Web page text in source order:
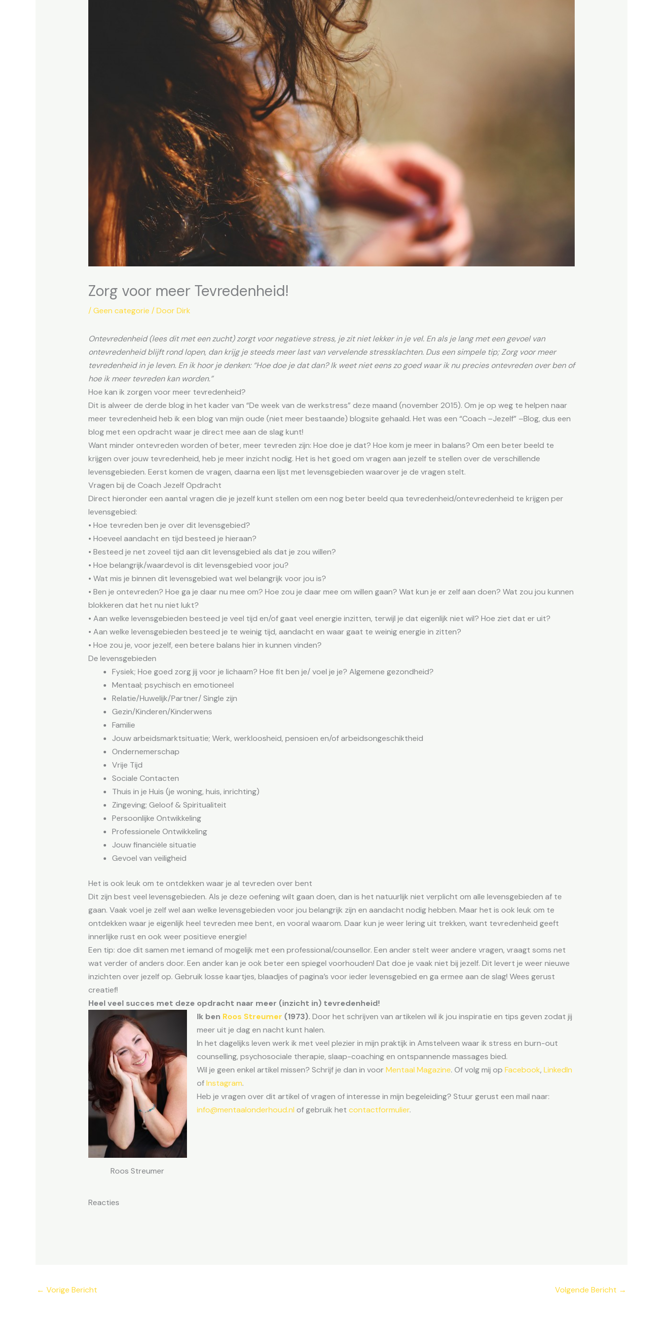
Zorg voor meer Tevredenheid!
/Geen categorie / DoorDirk
Ontevredenheid (lees dit met een zucht) zorgt voor negatieve stress, je zit niet lekker in je vel. En als je lang met een gevoel van
ontevredenheid blijft rond lopen, dan krijg je steeds meer last van vervelende stressklachten. Dus een simpele tip; Zorg voor meer
tevredenheid in je leven. En ik hoor je denken: “Hoe doe je dat dan? Ik weet niet eens zo goed waar ik nu precies ontevreden over ben of
hoe ik meer tevreden kan worden.”
Hoe kan ik zorgen voor meer tevredenheid?
Dit is alweer de derde blog in het kader van “De week van de werkstress” deze maand (november 2015). Om je op weg te helpen naar
meer tevredenheid heb ik een blog van mijn oude (niet meer bestaande) blogsite gehaald. Het was een “Coach –Jezelf” –Blog, dus een
blog met een opdracht waar je direct mee aan de slag kunt!
Want minder ontevreden worden of beter, meer tevreden zijn: Hoe doe je dat? Hoe kom je meer in balans? Om een beter beeld te
krijgen over jouw tevredenheid, heb je meer inzicht nodig. Het is het goed om vragen aan jezelf te stellen over de verschillende
levensgebieden. Eerst komen de vragen, daarna een lijst met levensgebieden waarover je de vragen stelt.
Vragen bij de Coach Jezelf Opdracht
Direct hieronder een aantal vragen die je jezelf kunt stellen om een nog beter beeld qua tevredenheid/ontevredenheid te krijgen per
levensgebied:
• Hoe tevreden ben je over dit levensgebied?
• Hoeveel aandacht en tijd besteed je hieraan?
• Besteed je net zoveel tijd aan dit levensgebied als dat je zou willen?
• Hoe belangrijk/waardevol is dit levensgebied voor jou?
• Wat mis je binnen dit levensgebied wat wel belangrijk voor jou is?
• Ben je ontevreden? Hoe ga je daar nu mee om? Hoe zou je daar mee om willen gaan? Wat kun je er zelf aan doen? Wat zou jou kunnen
blokkeren dat het nu niet lukt?
• Aan welke levensgebieden besteed je veel tijd en/of gaat veel energie inzitten, terwijl je dat eigenlijk niet wil? Hoe ziet dat er uit?
• Aan welke levensgebieden besteed je te weinig tijd, aandacht en waar gaat te weinig energie in zitten?
• Hoe zou je, voor jezelf, een betere balans hier in kunnen vinden?
De levensgebieden
Fysiek; Hoe goed zorg jij voor je lichaam? Hoe fit ben je/ voel je je? Algemene gezondheid?
Mentaal; psychisch en emotioneel
Relatie/Huwelijk/Partner/ Single zijn
Gezin/Kinderen/Kinderwens
Familie
Jouw arbeidsmarktsituatie; Werk, werkloosheid, pensioen en/of arbeidsongeschiktheid
Ondernemerschap
Vrije Tijd
Sociale Contacten
Thuis in je Huis (je woning, huis, inrichting)
Zingeving; Geloof & Spiritualiteit
Persoonlijke Ontwikkeling
Professionele Ontwikkeling
Jouw financiële situatie
Gevoel van veiligheid
Het is ook leuk om te ontdekken waar je al tevreden over bent
Dit zijn best veel levensgebieden. Als je deze oefening wilt gaan doen, dan is het natuurlijk niet verplicht om alle levensgebieden af te
gaan. Vaak voel je zelf wel aan welke levensgebieden voor jou belangrijk zijn en aandacht nodig hebben. Maar het is ook leuk om te
ontdekken waar je eigenlijk heel tevreden mee bent, en vooral waarom. Daar kun je weer lering uit trekken, want tevredenheid geeft
innerlijke rust en ook weer positieve energie!
Een tip: doe dit samen met iemand of mogelijk met een professional/counsellor. Een ander stelt weer andere vragen, vraagt soms net
wat verder of anders door. Een ander kan je ook beter een spiegel voorhouden! Dat doe je vaak niet bij jezelf. Dit levert je weer nieuwe
inzichten over jezelf op. Gebruik losse kaartjes, blaadjes of pagina’s voor ieder levensgebied en ga ermee aan de slag! Wees gerust
creatief!
Heel veel succes met deze opdracht naar meer (inzicht in) tevredenheid!
Roos Streumer
Ik ben Roos Streumer (1973). Door het schrijven van artikelen wil ik jou inspiratie en tips geven zodat jij
meer uit je dag en nacht kunt halen.
In het dagelijks leven werk ik met veel plezier in mijn praktijk in Amstelveen waar ik stress en burn-out
counselling, psychosociale therapie, slaap-coaching en ontspannende massages bied.
Wil je geen enkel artikel missen? Schrijf je dan in voorMentaal Magazine. Of volg mij op Facebook, LinkedIn
ofInstagram.
Heb je vragen over dit artikel of vragen of interesse in mijn begeleiding? Stuur gerust een mail naar:
info@mentaalonderhoud.nl of gebruik het contactformulier.
Reacties
← Vorige Bericht Volgende Bericht →